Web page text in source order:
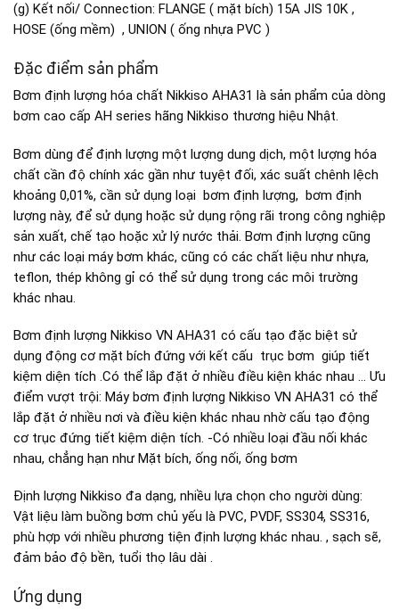
(g) Kết nối/ Connection: FLANGE ( mặt bích) 15A JIS 10K ,
HOSE (ống mềm) , UNION ( ống nhựa PVC )
Đặc điểm sản phẩm
Bơm định lượng hóa chất Nikkiso AHA31 là sản phẩm của dòng
bơm cao cấp AH series hãng Nikkiso thương hiệu Nhật.
Bơm dùng để định lượng một lượng dung dịch, một lượng hóa
chất cần độ chính xác gần như tuyệt đối, xác suất chênh lệch
khoảng 0,01%, cần sử dụng loại bơm định lượng, bơm định
lượng này, để sử dụng hoặc sử dụng rộng rãi trong công nghiệp
sản xuất, chế tạo hoặc xử lý nước thải. Bơm định lượng cũng
như các loại máy bơm khác, cũng có các chất liệu như nhựa,
teflon, thép không gỉ có thể sử dụng trong các môi trường
khác nhau.
Bơm định lượng Nikkiso VN AHA31 có cấu tạo đặc biệt sử
dụng động cơ mặt bích đứng với kết cấu trục bơm giúp tiết
kiệm diện tích .Có thể lắp đặt ở nhiều điều kiện khác nhau … Ưu
điểm vượt trội: Máy bơm định lượng Nikkiso VN AHA31 có thể
lắp đặt ở nhiều nơi và điều kiện khác nhau nhờ cấu tạo động
cơ trục đứng tiết kiệm diện tích. -Có nhiều loại đầu nối khác
nhau, chẳng hạn như Mặt bích, ống nối, ống bơm
Định lượng Nikkiso đa dạng, nhiều lựa chọn cho người dùng:
Vật liệu làm buồng bơm chủ yếu là PVC, PVDF, SS304, SS316,
phù hợp với nhiều phương tiện định lượng khác nhau. , sạch sẽ,
đảm bảo độ bền, tuổi thọ lâu dài .
Ứng dụng